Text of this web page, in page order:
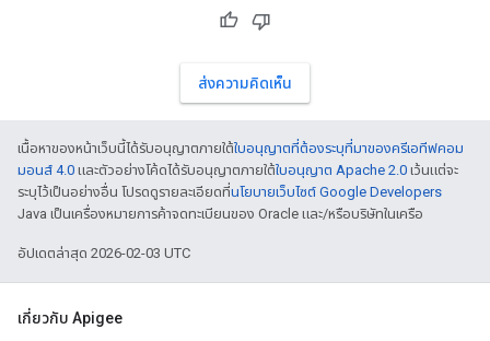
ส่งความคิดเห็น
เนื้อหาของหน้าเว็บนี้ได้รับอนุญาตภายใต้ใบอนุญาตที่ต้องระบุที่มาของครีเอทีฟคอม
มอนส์ 4.0 และตัวอย่างโค้ดได้รับอนุญาตภายใต้ใบอนุญาต Apache 2.0 เว้นแต่จะ
ระบุไว้เป็นอย่างอื่น โปรดดูรายละเอียดที่นโยบายเว็บไซต์ Google Developers
Java เป็นเครื่องหมายการค้าจดทะเบียนของ Oracle และ/หรือบริษัทในเครือ
อัปเดตล่าสุด 2026-02-03 UTC
เกี่ยวกับ Apigee